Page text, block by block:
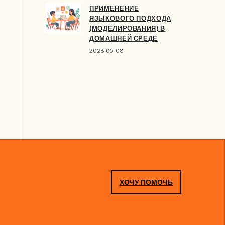
ПРИМЕНЕНИЕ
ЯЗЫКОВОГО ПОДХОДА
(МОДЕЛИРОВАНИЯ) В
ДОМАШНЕЙ СРЕДЕ
2026-05-08
ХОЧУ ПОМОЧЬ